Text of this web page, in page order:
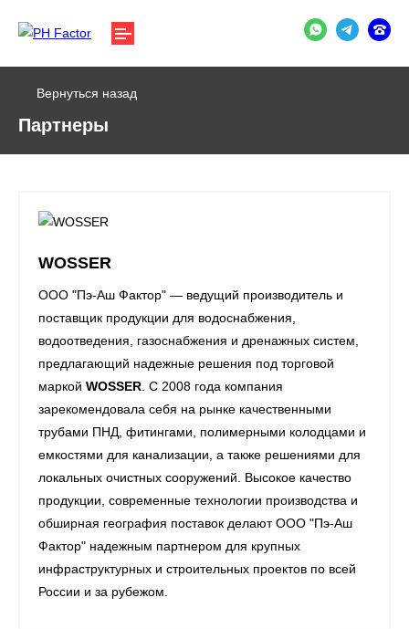
Вернуться назад
Партнеры
WOSSER
ООО "Пэ-Аш Фактор" — ведущий производитель и
поставщик продукции для водоснабжения,
водоотведения, газоснабжения и дренажных систем,
предлагающий надежные решения под торговой
маркой WOSSER . С 2008 года компания
зарекомендовала себя на рынке качественными
трубами ПНД, фитингами, полимерными колодцами и
емкостями для канализации, а также решениями для
локальных очистных сооружений. Высокое качество
продукции, современные технологии производства и
обширная география поставок делают ООО "Пэ-Аш
Фактор" надежным партнером для крупных
инфраструктурных и строительных проектов по всей
России и за рубежом.